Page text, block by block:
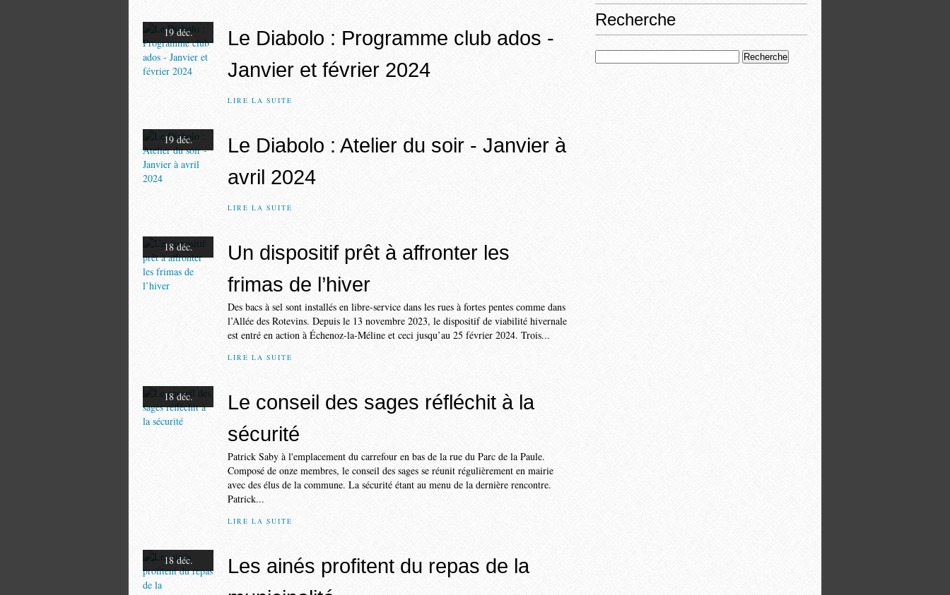
19 déc.
Le Diabolo : Programme club ados -
Janvier et février 2024
LIRE LA SUITE
19 déc.
Le Diabolo : Atelier du soir - Janvier à
avril 2024
LIRE LA SUITE
18 déc.
Un dispositif prêt à affronter les
frimas de l’hiver
Des bacs à sel sont installés en libre-service dans les rues à fortes pentes comme dans
l’Allée des Rotevins. Depuis le 13 novembre 2023, le dispositif de viabilité hivernale
est entré en action à Échenoz-la-Méline et ceci jusqu’au 25 février 2024. Trois...
LIRE LA SUITE
18 déc.
Le conseil des sages réfléchit à la
sécurité
Patrick Saby à l'emplace­ment du carrefour en bas de la rue du Parc de la Paule.
Composé de onze membres, le conseil des sages se réunit régulièrement en mairie
avec des élus de la commune. La sécurité étant au menu de la dernière rencontre.
Patrick...
LIRE LA SUITE
18 déc.
Les ainés profitent du repas de la
Recherche